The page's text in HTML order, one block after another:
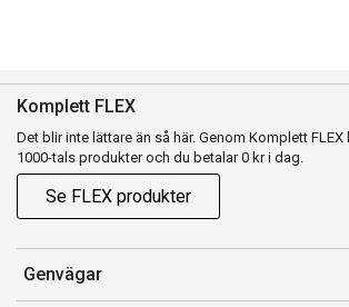
Komplett FLEX
Det blir inte lättare än så här. Genom Komplett
1000-tals produkter och du betalar 0 kr i dag.
Se FLEX produkter
Genvägar